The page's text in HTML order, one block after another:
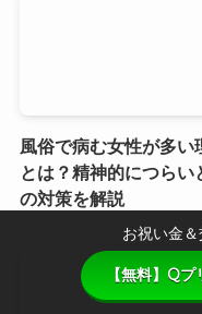
風俗で病む女性が多い
とは？精神的につらい
の対策を解説
お祝い金
【無料】Q